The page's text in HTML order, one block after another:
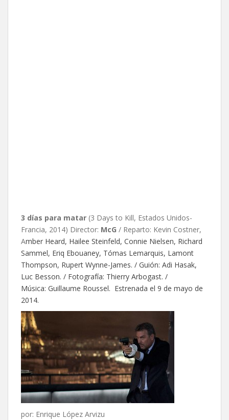
3 días para matar (3 Days to Kill, Estados Unidos-
Francia, 2014) Director: McG / Reparto: Kevin Costner,
Amber Heard, Hailee Steinfeld, Connie Nielsen, Richard
Sammel, Eriq Ebouaney, Tómas Lemarquis, Lamont
Thompson, Rupert Wynne-James. / Guión: Adi Hasak,
Luc Besson. / Fotografía: Thierry Arbogast. /
Música: Guillaume Roussel. Estrenada el 9 de mayo de
2014.
por: Enrique López Arvizu